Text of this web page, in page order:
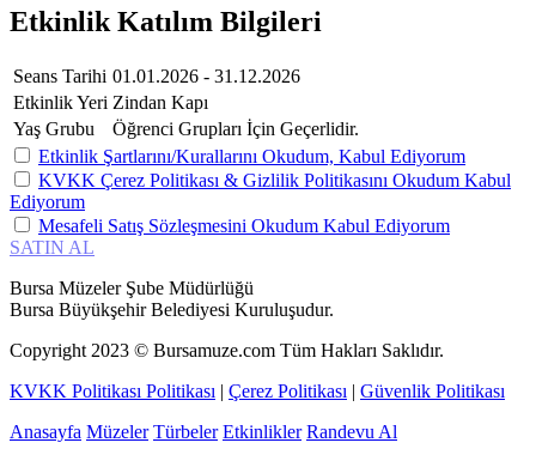
Etkinlik Katılım Bilgileri
Seans Tarihi 01.01.2026 - 31.12.2026
Etkinlik Yeri Zindan Kapı
Yaş Grubu
Öğrenci Grupları İçin Geçerlidir.
Etkinlik Şartlarını/Kurallarını Okudum, Kabul Ediyorum
KVKK Çerez Politikası & Gizlilik Politikasını Okudum Kabul
Ediyorum
Mesafeli Satış Sözleşmesini Okudum Kabul Ediyorum
SATIN AL
Bursa Müzeler Şube Müdürlüğü
Bursa Büyükşehir Belediyesi Kuruluşudur.
Copyright 2023 © Bursamuze.com Tüm Hakları Saklıdır.
KVKK Politikası Politikası | Çerez Politikası | Güvenlik Politikası
Anasayfa Müzeler Türbeler Etkinlikler Randevu Al